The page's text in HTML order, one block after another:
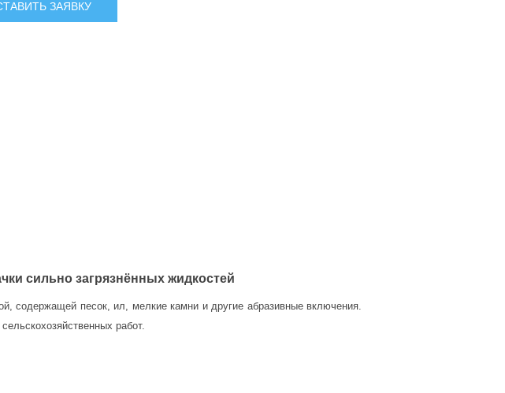
ЗАЯВКУ
сильно загрязнённых жидкостей
песок, ил, мелкие камни и другие абразивные включения.
работ.